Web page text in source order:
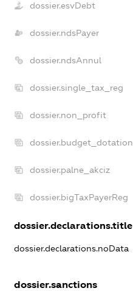
dossier.esvDebt
dossier.ndsPayer
dossier.ndsAnnul
dossier.single_tax_reg
dossier.non_profit
dossier.budget_dotation
dossier.palne_akciz
dossier.bigTaxPayerReg
dossier.declarations.title
dossier.declarations.noData
dossier.sanctions